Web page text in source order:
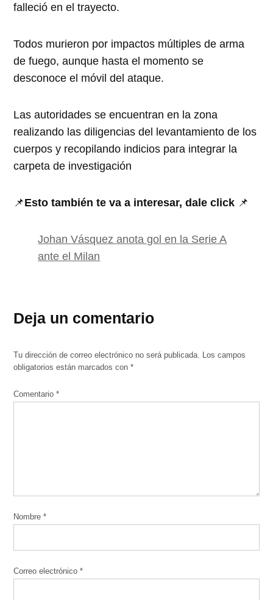
falleció en el trayecto.
Todos murieron por impactos múltiples de arma
de fuego, aunque hasta el momento se
desconoce el móvil del ataque.
Las autoridades se encuentran en la zona
realizando las diligencias del levantamiento de los
cuerpos y recopilando indicios para integrar la
carpeta de investigación
📌Esto también te va a interesar, dale click 📌
Johan Vásquez anota gol en la Serie A
ante el Milan
Deja un comentario
Tu dirección de correo electrónico no será publicada. Los campos
obligatorios están marcados con*
Comentario*
Nombre*
Correo electrónico*